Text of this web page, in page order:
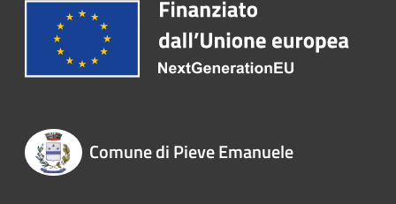
Comune di Pieve Emanuele